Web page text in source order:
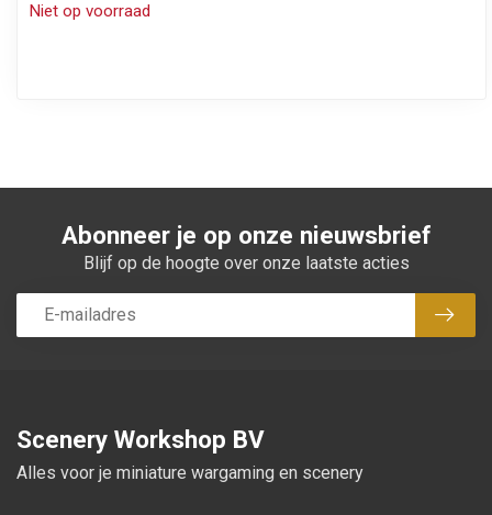
Niet op voorraad
Abonneer je op onze nieuwsbrief
Blijf op de hoogte over onze laatste acties
Scenery Workshop BV
Alles voor je miniature wargaming en scenery